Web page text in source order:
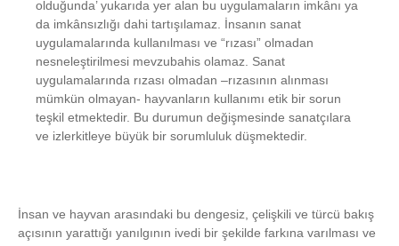
olduğunda’ yukarıda yer alan bu uygulamaların imkânı ya
da imkânsızlığı dahi tartışılamaz. İnsanın sanat
uygulamalarında kullanılması ve “rızası” olmadan
nesneleştirilmesi mevzubahis olamaz. Sanat
uygulamalarında rızası olmadan –rızasının alınması
mümkün olmayan- hayvanların kullanımı etik bir sorun
teşkil etmektedir. Bu durumun değişmesinde sanatçılara
ve izlerkitleye büyük bir sorumluluk düşmektedir.
İnsan ve hayvan arasındaki bu dengesiz, çelişkili ve türcü bakış
açısının yarattığı yanılgının ivedi bir şekilde farkına varılması ve